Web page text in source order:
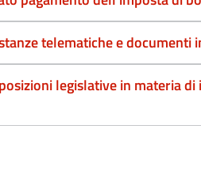
telematiche e documenti
legislative in materia